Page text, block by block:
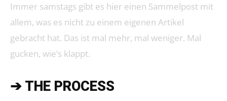
Immer samstags gibt es hier einen Sammelpost mit
allem, was es nicht zu einem eigenen Artikel
gebracht hat. Das ist mal mehr, mal weniger. Mal
gucken, wie’s klappt.
➔ THE PROCESS